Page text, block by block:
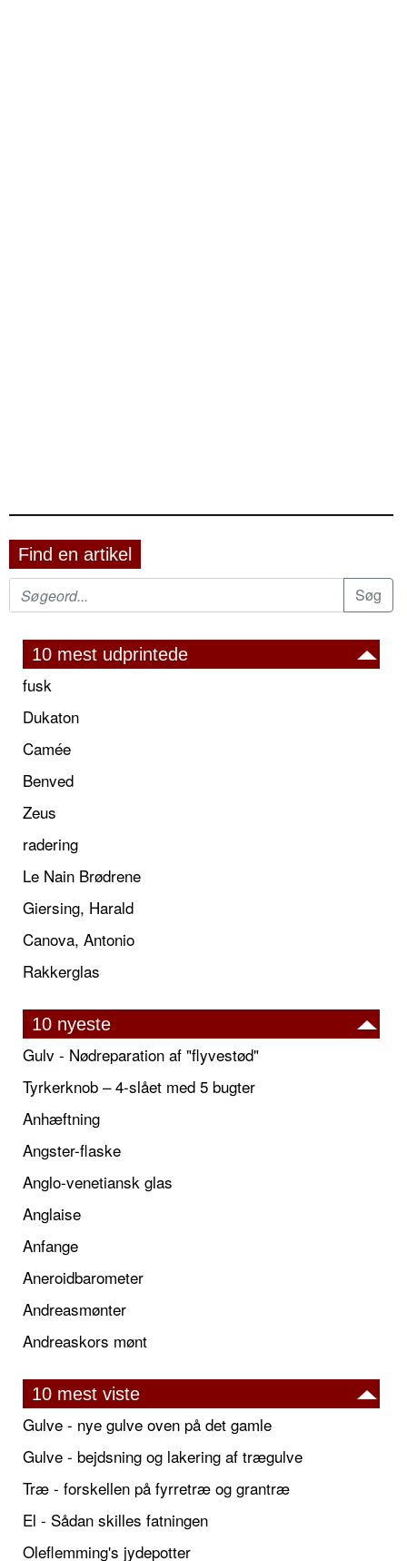
Find en artikel
10 mest udprintede
fusk
Dukaton
Camée
Benved
Zeus
radering
Le Nain Brødrene
Giersing, Harald
Canova, Antonio
Rakkerglas
10 nyeste
Gulv - Nødreparation af "flyvestød"
Tyrkerknob – 4-slået med 5 bugter
Anhæftning
Angster-flaske
Anglo-venetiansk glas
Anglaise
Anfange
Aneroidbarometer
Andreasmønter
Andreaskors mønt
10 mest viste
Gulve - nye gulve oven på det gamle
Gulve - bejdsning og lakering af trægulve
Træ - forskellen på fyrretræ og grantræ
El - Sådan skilles fatningen
Oleflemming's jydepotter